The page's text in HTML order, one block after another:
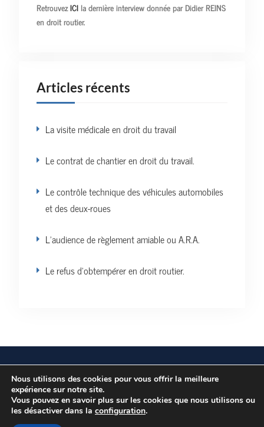
RetrouvezICIla dernière interview donnée par Didier REINS
en droit routier.
Articles récents
La visite médicale en droit du travail
Le contrat de chantier en droit du travail.
Le contrôle technique des véhicules automobiles
et des deux-roues
L’audience de règlement amiable ou A.R.A.
Le refus d’obtempérer en droit routier.
Vos données personnelles Politique de confidentialité
Copyright © Tous droits réservés.
Nous utilisons des cookies pour vous offrir la meilleure
expérience sur notre site.
Vous pouvez en savoir plus sur les cookies que nous utilisons ou
les désactiver dans la configuration.